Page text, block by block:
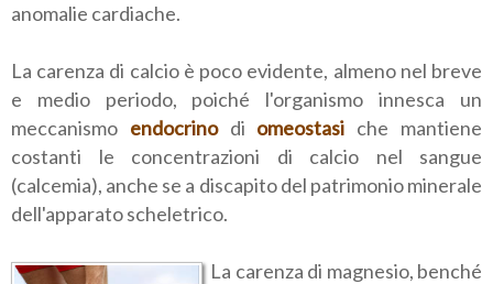
anomalie cardiache.
La carenza di calcio è poco evidente, almeno nel breve
e medio periodo, poiché l'organismo innesca un
meccanismo endocrinodi omeostasi che mantiene
costanti le concentrazioni di calcio nel sangue
(calcemia), anche se a discapito del patrimonio minerale
dell'apparato scheletrico.
La carenza di magnesio, benché